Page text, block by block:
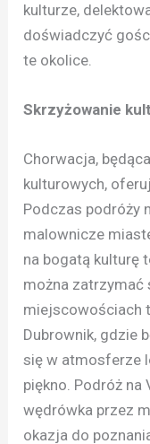
kulturze,
doświadczyć
te okolice.
Skrzyżowanie
Chorwacja,
kulturowych,
Podczas podróży
malownicze
na bogatą kulturę
można zatrzymać
miejscowościach
Dubrownik, gdzie
się w atmosferze
piękno. Podróż na
wędrówka przez
okazja do